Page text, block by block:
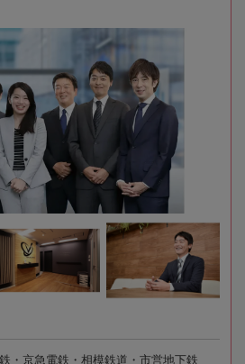
・京急電鉄・相模鉄道・市営地下鉄